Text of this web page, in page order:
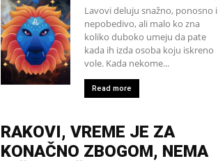
Lavovi deluju snažno, ponosno i
nepobedivo, ali malo ko zna
koliko duboko umeju da pate
kada ih izda osoba koju iskreno
vole. Kada nekome...
Read more
RAKOVI, VREME JE ZA
KONAČNO ZBOGOM, NEMA